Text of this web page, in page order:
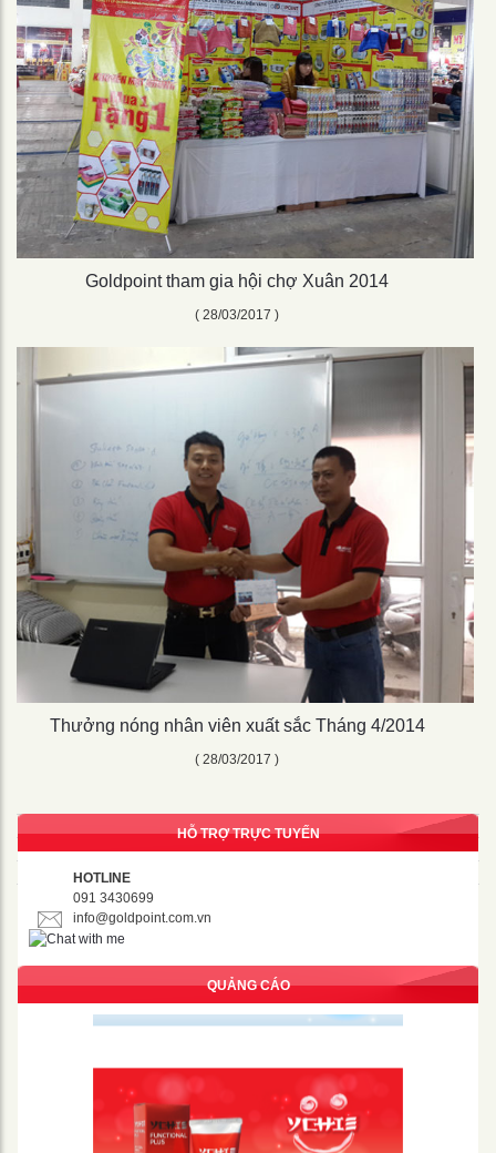
Goldpoint tham gia hội chợ Xuân 2014
( 28/03/2017 )
Thưởng nóng nhân viên xuất sắc Tháng 4/2014
( 28/03/2017 )
HỖ TRỢ TRỰC TUYẾN
HOTLINE
091 3430699
info@goldpoint.com.vn
QUẢNG CÁO